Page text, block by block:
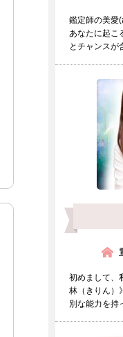
鑑定師の美愛
あなたに起こ
とチャンスが
初めまして、
林（きりん）
別な能力を持